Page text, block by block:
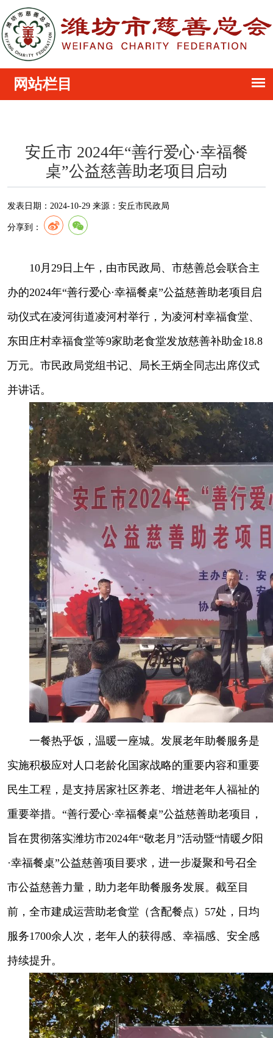
安丘市 2024年“善行爱心·幸福餐
桌”公益慈善助老项目启动
发表日期： 2024-10-29 来源： 安丘市民政局
分享到：
10月29日上午，由市民政局、市慈善总会联合主
办的2024年“善行爱心·幸福餐桌”公益慈善助老项目启
动仪式在凌河街道凌河村举行，为凌河村幸福食堂、
东田庄村幸福食堂等9家助老食堂发放慈善补助金18.8
万元。市民政局党组书记、局长王炳全同志出席仪式
并讲话。
一餐热乎饭，温暖一座城。发展老年助餐服务是
实施积极应对人口老龄化国家战略的重要内容和重要
民生工程，是支持居家社区养老、增进老年人福祉的
重要举措。“善行爱心·幸福餐桌”公益慈善助老项目，
旨在贯彻落实潍坊市2024年“敬老月”活动暨“情暖夕阳
·幸福餐桌”公益慈善项目要求，进一步凝聚和号召全
市公益慈善力量，助力老年助餐服务发展。截至目
前，全市建成运营助老食堂（含配餐点）57处，日均
服务1700余人次，老年人的获得感、幸福感、安全感
持续提升。